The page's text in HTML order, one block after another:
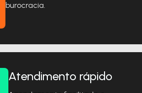
burocracia.
Atendimento rápido